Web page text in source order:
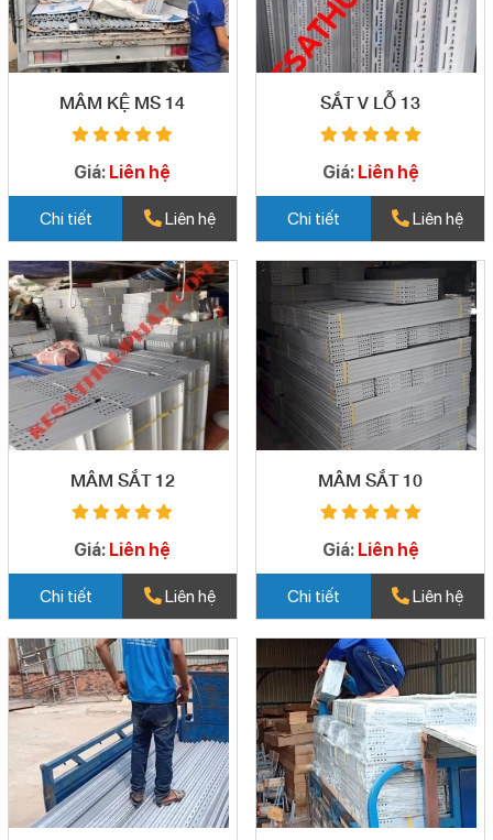
MÂM KỆ MS 14
Giá: Liên hệ
Chi tiết Liên hệ
SẮT V LỖ 13
Giá: Liên hệ
Chi tiết Liên hệ
MÂM SẮT 12
Giá: Liên hệ
Chi tiết Liên hệ
MÂM SẮT 10
Giá: Liên hệ
Chi tiết Liên hệ